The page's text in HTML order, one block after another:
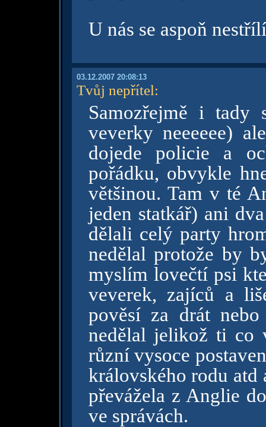
U nás se aspoň
03.12.2007 20:08:13
Tvůj nepřítel:
Samozřejmě i
veverky neeeeee)
dojede policie a
pořádku, obvykle
většinou. Tam v té
jeden statkář) ani
dělali celý party
nedělal protože by
myslím lovečtí psi
veverek, zajíců a
pověsí za drát
nedělal jelikož ti co
různí vysoce
královského rodu atd
převážela z Anglie
ve správách.